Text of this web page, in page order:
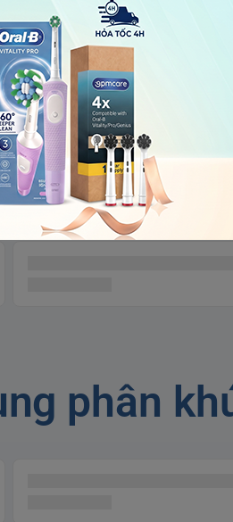
trình cài đặt xay khác nhau:
xử lý cho người dùng.
liên quan
phân